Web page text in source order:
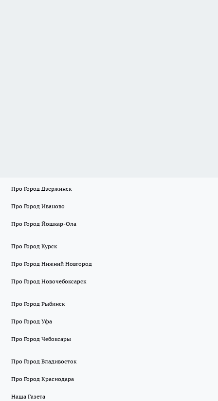
Про Город Дзержинск
Про Город Иваново
Про Город Йошкар-Ола
Про Город Курск
Про Город Нижний Новгород
Про Город Новочебоксарск
Про Город Рыбинск
Про Город Уфа
Про Город Чебоксары
Про Город Владивосток
Про Город Краснодара
Наша Газета